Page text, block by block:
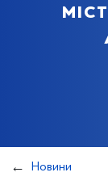
Новини